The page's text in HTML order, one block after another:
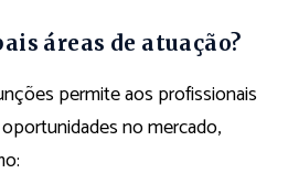
áreas de atuação?
permite aos profissionais
no mercado,